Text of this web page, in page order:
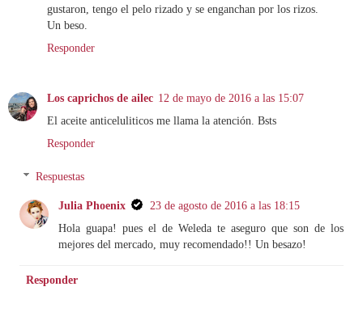
gustaron, tengo el pelo rizado y se enganchan por los rizos.
Un beso.
Responder
Los caprichos de ailec 12 de mayo de 2016 a las 15:07
El aceite anticeluliticos me llama la atención. Bsts
Responder
Respuestas
Julia Phoenix
23 de agosto de 2016 a las 18:15
Hola guapa! pues el de Weleda te aseguro que son de los
mejores del mercado, muy recomendado!! Un besazo!
Responder